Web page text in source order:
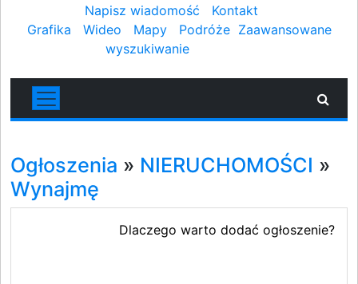
Napisz wiadomość
Kontakt
Grafika
Wideo Mapy Podróże Zaawansowane
wyszukiwanie
Ogłoszenia » NIERUCHOMOŚCI »
Wynajmę
Dlaczego warto dodać ogłoszenie?